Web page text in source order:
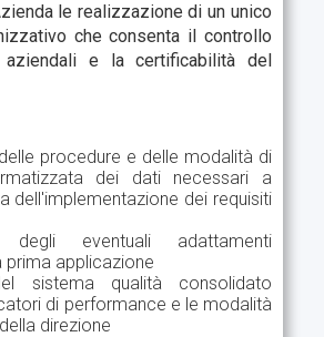
le realizzazione di un unico
che consenta il controllo
e la certificabilità del
procedure e delle modalità di
dei dati necessari a
dell'implementazione dei requisiti
degli eventuali adattamenti
prima applicazione
sistema qualità consolidato
di performance e le modalità
direzione